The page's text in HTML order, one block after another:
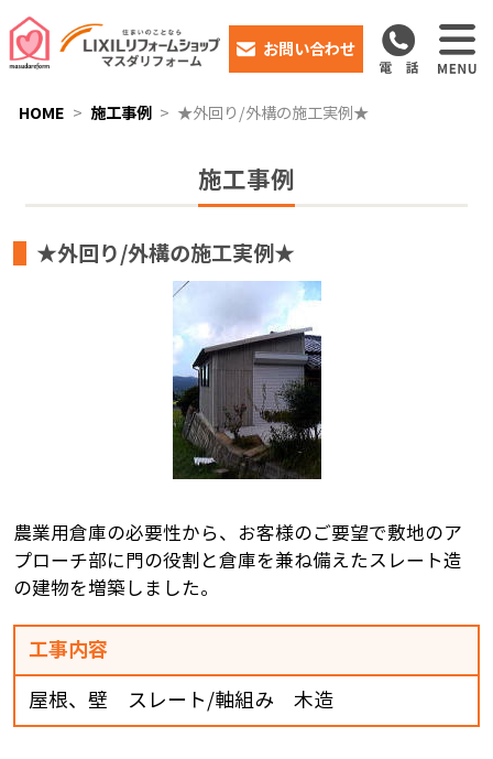
お問い合わせ
HOME 施工事例 ★外回り/外構の施工実例★
施工事例
★外回り/外構の施工実例★
農業用倉庫の必要性から、お客様のご要望で敷地のア
プローチ部に門の役割と倉庫を兼ね備えたスレート造
の建物を増築しました。
工事内容
屋根、壁 スレート/軸組み 木造